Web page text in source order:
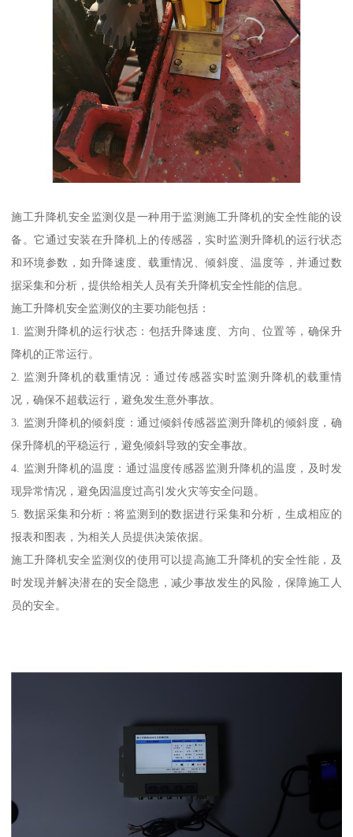
施工升降机安全监测仪是一种用于监测施工升降机的安全性能的设
备。它通过安装在升降机上的传感器，实时监测升降机的运行状态
和环境参数，如升降速度、载重情况、倾斜度、温度等，并通过数
据采集和分析，提供给相关人员有关升降机安全性能的信息。
施工升降机安全监测仪的主要功能包括：
1. 监测升降机的运行状态：包括升降速度、方向、位置等，确保升
降机的正常运行。
2. 监测升降机的载重情况：通过传感器实时监测升降机的载重情
况，确保不超载运行，避免发生意外事故。
3. 监测升降机的倾斜度：通过倾斜传感器监测升降机的倾斜度，确
保升降机的平稳运行，避免倾斜导致的安全事故。
4. 监测升降机的温度：通过温度传感器监测升降机的温度，及时发
现异常情况，避免因温度过高引发火灾等安全问题。
5. 数据采集和分析：将监测到的数据进行采集和分析，生成相应的
报表和图表，为相关人员提供决策依据。
施工升降机安全监测仪的使用可以提高施工升降机的安全性能，及
时发现并解决潜在的安全隐患，减少事故发生的风险，保障施工人
员的安全。